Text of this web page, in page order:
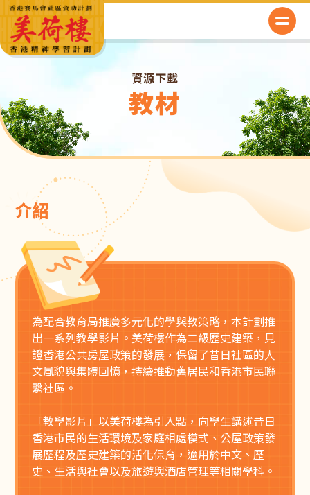
資源下載
教材
介紹
為配合教育局推廣多元化的學與教策略，本計劃推
出一系列教學影片。美荷樓作為二級歷史建築，見
證香港公共房屋政策的發展，保留了昔日社區的人
文風貌與集體回憶，持續推動舊居民和香港市民聯
繫社區。
「教學影片」以美荷樓為引入點，向學生講述昔日
香港市民的生活環境及家庭相處模式、公屋政策發
展歷程及歷史建築的活化保育，適用於中文、歷
史、生活與社會以及旅遊與酒店管理等相關學科。